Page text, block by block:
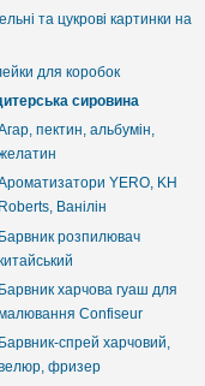
та цукрові картинки на
для коробок
сировина
пектин, альбумін,
YERO, KH
Roberts, Ванілін
Барвник розпилювач
Барвник харчова гуаш для
Confiseur
Барвник-спрей харчовий,
фризер